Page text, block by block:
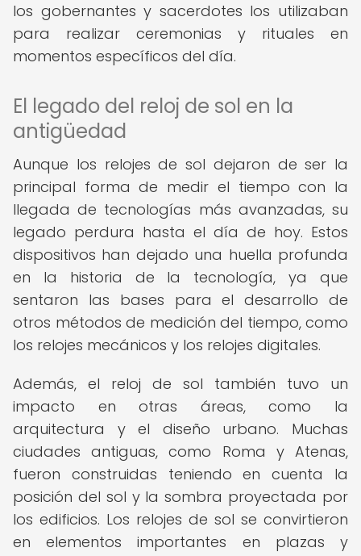
los gobernantes y sacerdotes los utilizaban
para realizar ceremonias y rituales en
momentos específicos del día.
El legado del reloj de sol en la
antigüedad
Aunque los relojes de sol dejaron de ser la
principal forma de medir el tiempo con la
llegada de tecnologías más avanzadas, su
legado perdura hasta el día de hoy. Estos
dispositivos han dejado una huella profunda
en la historia de la tecnología, ya que
sentaron las bases para el desarrollo de
otros métodos de medición del tiempo, como
los relojes mecánicos y los relojes digitales.
Además, el reloj de sol también tuvo un
impacto en otras áreas, como la
arquitectura y el diseño urbano. Muchas
ciudades antiguas, como Roma y Atenas,
fueron construidas teniendo en cuenta la
posición del sol y la sombra proyectada por
los edificios. Los relojes de sol se convirtieron
en elementos importantes en plazas y